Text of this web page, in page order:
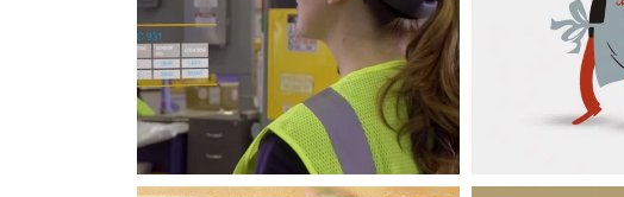
Application HoloLens
La